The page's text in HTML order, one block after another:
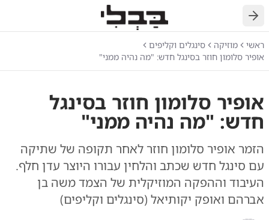
חזרה
ראשי מוזיקה
סינגלים וקליפים
אופיר סלומון חוזר בסינגל חדש: "מה נהיה ממני"
אופיר סלומון חוזר בסינגל
חדש: "מה נהיה ממני"
הזמר אופיר סלומון חוזר לאחר תקופה של שתיקה
עם סינגל חדש שכתב והלחין עבורו היוצר עדן חלף.
העיבוד וההפקה המוזיקלית של הצמד משה בן
אברהם ואופק יקותיאל (סינגלים וקליפים)